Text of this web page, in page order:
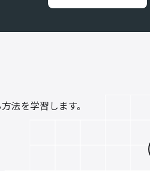
法を学習します。